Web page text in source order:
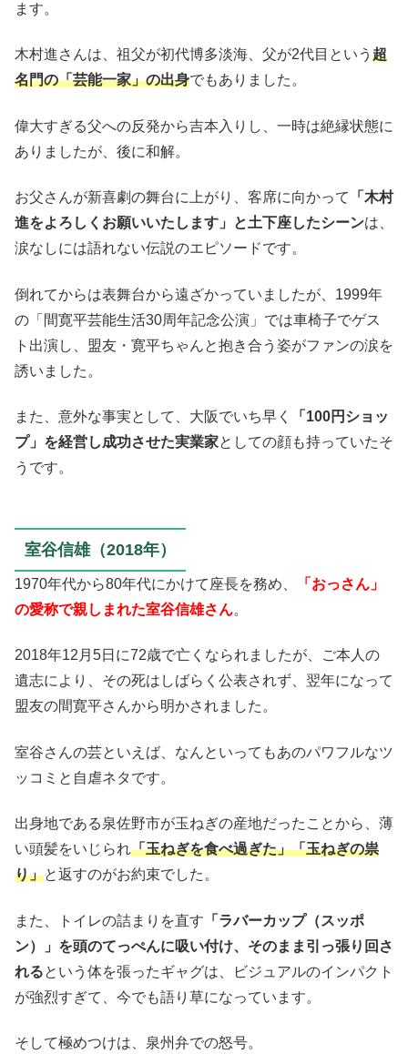
ます。
木村進さんは、祖父が初代博多淡海、父が2代目という 超
名門の「芸能一家」の出身でもありました。
偉大すぎる父への反発から吉本入りし、一時は絶縁状態に
ありましたが、後に和解。
お父さんが新喜劇の舞台に上がり、客席に向かって
「木村
進をよろしくお願いいたします」と土下座したシーンは、
涙なしには語れない伝説のエピソードです。
倒れてからは表舞台から遠ざかっていましたが、1999年
の「間寛平芸能生活30周年記念公演」では車椅子でゲス
ト出演し、盟友・寛平ちゃんと抱き合う姿がファンの涙を
誘いました。
また、意外な事実として、大阪でいち早く
「100円ショッ
プ」を経営し成功させた実業家としての顔も持っていたそ
うです。
室谷信雄（2018年）
1970年代から80年代にかけて座長を務め、
「おっさん」
の愛称で親しまれた室谷信雄さん。
2018年12月5日に72歳で亡くなられましたが、ご本人の
遺志により、その死はしばらく公表されず、翌年になって
盟友の間寛平さんから明かされました。
室谷さんの芸といえば、なんといってもあのパワフルなツ
ッコミと自虐ネタです。
出身地である泉佐野市が玉ねぎの産地だったことから、薄
い頭髪をいじられ「玉ねぎを食べ過ぎた」「玉ねぎの祟
り」と返すのがお約束でした。
また、トイレの詰まりを直す 「ラバーカップ（スッポ
ン）」を頭のてっぺんに吸い付け、そのまま引っ張り回さ
れるという体を張ったギャグは、ビジュアルのインパクト
が強烈すぎて、今でも語り草になっています。
そして極めつけは、泉州弁での怒号。